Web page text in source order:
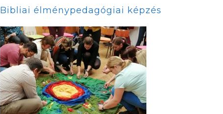
Bibliai élménypedagógiai képzés